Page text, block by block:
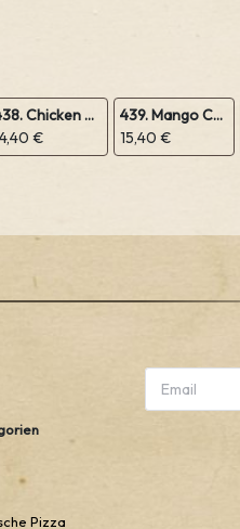
438. Chicken Hawaii
€
439. Mango Chicken
15,40 €
Pizza